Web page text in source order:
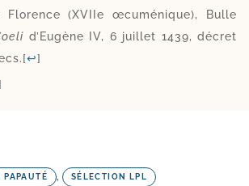
Florence (XVIIe œcu­mé­nique), Bulle
d’Eugène IV, 6 juillet 1439, décret
[↩]
PAPAUTÉ , SÉLECTION LPL